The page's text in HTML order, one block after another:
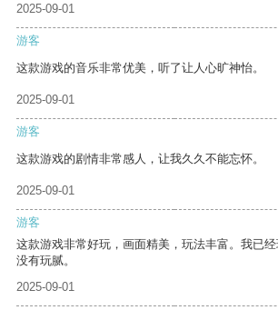
2025-09-01
游客
这款游戏的音乐非常优美，听了让人心旷神怡。
2025-09-01
游客
这款游戏的剧情非常感人，让我久久不能忘怀。
2025-09-01
游客
这款游戏非常好玩，画面精美，玩法丰富。我已
没有玩腻。
2025-09-01